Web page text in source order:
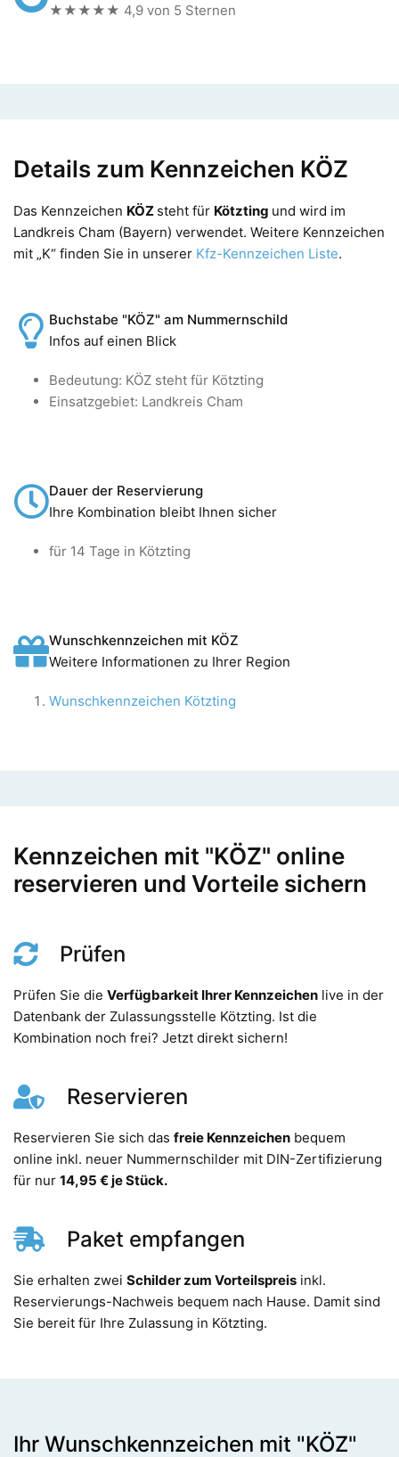
★★★★★ 4,9 von 5 Sternen
Details zum Kennzeichen KÖZ
Das Kennzeichen KÖZ steht für Kötzting und wird im
Landkreis Cham (Bayern) verwendet. Weitere Kennzeichen
mit „K“ finden Sie in unserer Kfz-Kennzeichen Liste.
Buchstabe "KÖZ" am Nummernschild
Infos auf einen Blick
Bedeutung: KÖZ steht für Kötzting
Einsatzgebiet: Landkreis Cham
Dauer der Reservierung
Ihre Kombination bleibt Ihnen sicher
für 14 Tage in Kötzting
Wunschkennzeichen mit KÖZ
Weitere Informationen zu Ihrer Region
Wunschkennzeichen Kötzting
Kennzeichen mit "KÖZ" online
reservieren und Vorteile sichern
Prüfen
Prüfen Sie die Verfügbarkeit Ihrer Kennzeichen live in der
Datenbank der Zulassungsstelle Kötzting. Ist die
Kombination noch frei? Jetzt direkt sichern!
Reservieren
Reservieren Sie sich das freie Kennzeichen bequem
online inkl. neuer Nummernschilder mit DIN-Zertifizierung
für nur 14,95 € je Stück.
Paket empfangen
Sie erhalten zwei Schilder zum Vorteilspreis inkl.
Reservierungs-Nachweis bequem nach Hause. Damit sind
Sie bereit für Ihre Zulassung in Kötzting.
Ihr Wunschkennzeichen mit "KÖZ"